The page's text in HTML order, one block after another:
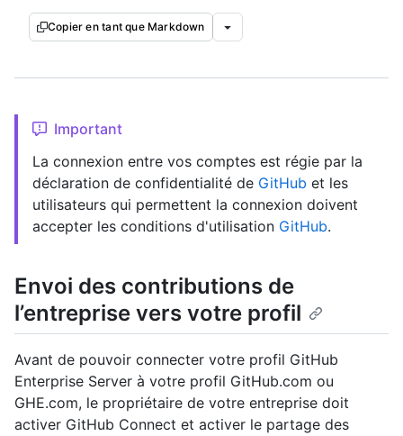
Copier en tant que Markdown
Important
La connexion entre vos comptes est régie par la
déclaration de confidentialité de GitHub et les
utilisateurs qui permettent la connexion doivent
accepter les conditions d'utilisation GitHub.
Envoi des contributions de
l’entreprise vers votre profil
Avant de pouvoir connecter votre profil GitHub
Enterprise Server à votre profil GitHub.com ou
GHE.com, le propriétaire de votre entreprise doit
activer GitHub Connect et activer le partage des